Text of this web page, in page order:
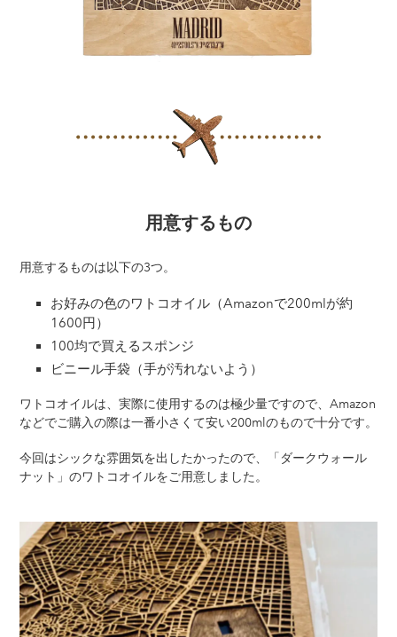
用意するもの
用意するものは以下の3つ。
お好みの色のワトコオイル（Amazonで200mlが約
1600円）
100均で買えるスポンジ
ビニール手袋（手が汚れないよう）
ワトコオイルは、実際に使用するのは極少量ですので、Amazon
などでご購入の際は一番小さくて安い200mlのもので十分です。
今回はシックな雰囲気を出したかったので、「ダークウォール
ナット」のワトコオイルをご用意しました。